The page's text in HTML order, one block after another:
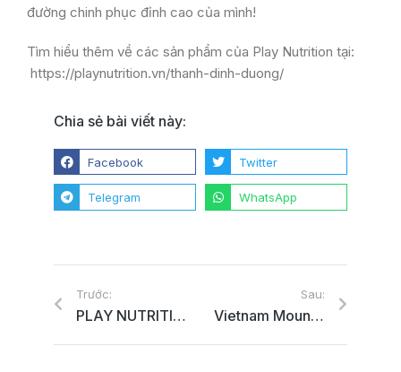
đường chinh phục đỉnh cao của mình!
Tìm hiểu thêm về các sản phẩm của Play Nutrition tại:
https://playnutrition.vn/thanh-dinh-duong/
Chia sẻ bài viết này:
Facebook Twitter
Telegram WhatsApp
Trước:
PLAY NUTRITION HÂN HẠNH LÀ NHÀ TÀI TRỢ CHÍNH THỨC CỦA GIẢI BÓNG RỔ VIỆT NAM – VBA 2022
Sau:
Vietnam Mountain Marathon 2022 khắc nghiệt thế nào